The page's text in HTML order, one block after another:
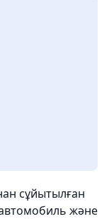
сұйытылған
және